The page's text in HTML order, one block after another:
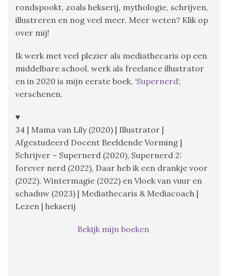
rondspookt, zoals hekserij, mythologie, schrijven,
illustreren en nog veel meer. Meer weten? Klik op
over mij!
Ik werk met veel plezier als mediathecaris op een
middelbare school, werk als freelance illustrator
en in 2020 is mijn eerste boek, ‘Supernerd‘,
verschenen.
♥
34 | Mama van Lily (2020) | Illustrator |
Afgestudeerd Docent Beeldende Vorming |
Schrijver – Supernerd (2020), Supernerd 2:
forever nerd (2022), Daar heb ik een drankje voor
(2022), Wintermagie (2022) en Vloek van vuur en
schaduw (2023) | Mediathecaris & Mediacoach |
Lezen | hekserij
Bekijk mijn boeken